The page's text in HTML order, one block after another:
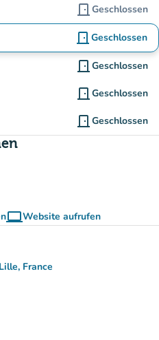
door_front Geschlossen
door_front Geschlossen
door_front Geschlossen
door_front Geschlossen
door_front Geschlossen
computerWebsite aufrufen
(new tab)
France
öffnen)